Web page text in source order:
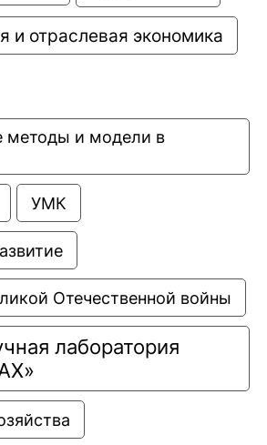
и отраслевая экономика
методы и модели в
УМК
Отечественной войны
лаборатория